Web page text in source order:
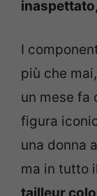
I
più che
un mese fa
figura
una donna
ma in tutto